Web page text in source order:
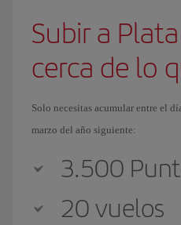
Subir a
cerca de lo
Solo necesitas acumular entre el
marzo del año siguiente:
3.500
20 vuelos